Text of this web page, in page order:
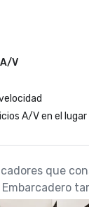
V
A/V en el lugar
que